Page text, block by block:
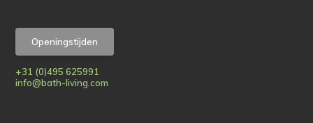
Openingstijden
+31 (0)495 625991
info@bath-living.com